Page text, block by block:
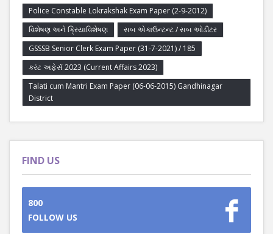
Police Constable Lokrakshak Exam Paper (2-9-2012)
વિશેષણ અને ક્રિયાવિશેષણ
સબ એકાઉન્ટન્ટ / સબ ઓડીટર
GSSSB Senior Clerk Exam Paper (31-7-2021) / 185
કરંટ અફેર્સ 2023 (Current Affairs 2023)
Talati cum Mantri Exam Paper (06-06-2015) Gandhinagar
District
FIND US
800
FOLLOW US